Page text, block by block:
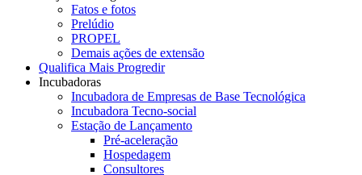
Fatos e fotos
Prelúdio
PROPEL
Demais ações de extensão
Qualifica Mais Progredir
Incubadoras
Incubadora de Empresas de Base Tecnológica
Incubadora Tecno-social
Estação de Lançamento
Pré-aceleração
Hospedagem
Consultores